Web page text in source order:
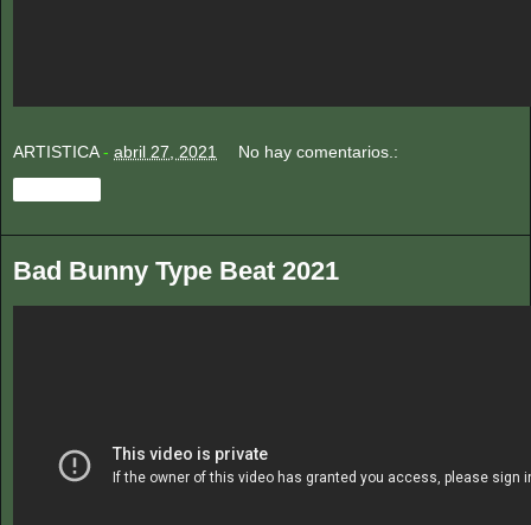
ARTISTICA - abril 27, 2021 No hay comentarios.:
Bad Bunny Type Beat 2021